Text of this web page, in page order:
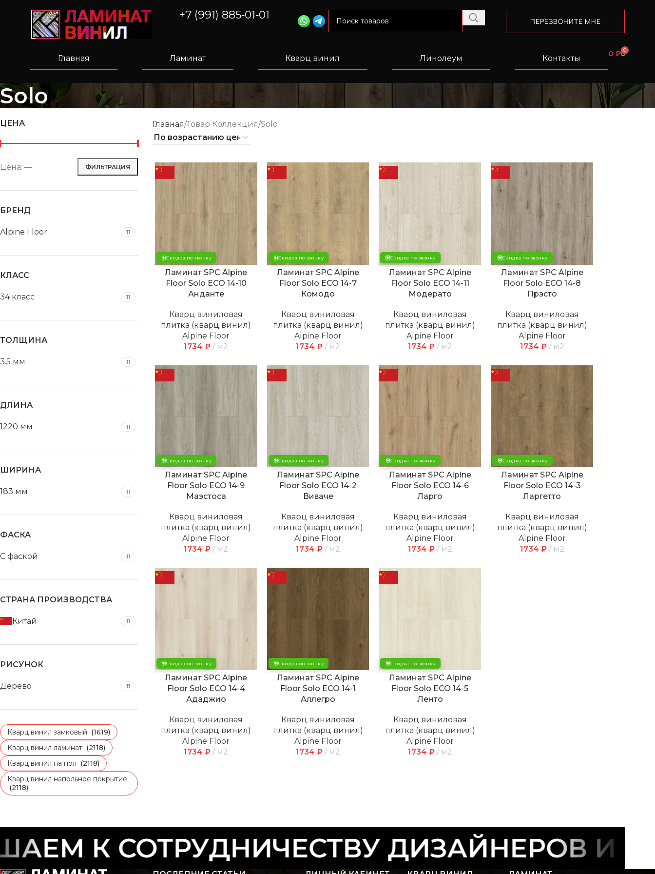
+7 (991) 885‑01‑01 ПЕРЕЗВОНИТЕ МНЕ
Главная Ламинат Кварц винил Линолеум Контакты
0 ₽ 0
Solo
ЦЕНА
ФИЛЬТРАЦИЯ
Цена: —
БРЕНД
Alpine Floor 11
КЛАСС
34 класс 11
ТОЛЩИНА
3.5 мм 11
ДЛИНА
1220 мм 11
ШИРИНА
183 мм 11
ФАСКА
С фаской 11
СТРАНА ПРОИЗВОДСТВА
Китай 11
РИСУНОК
Дерево 11
Кварц винил замковый (1619)
Кварц винил ламинат (2118)
Кварц винил на пол (2118)
Кварц винил напольное покрытие
(2118)
Главная Товар Коллекция Solo
Скидка по звонку
Ламинат SPC Alpine
Floor Solo ECO 14-10
Анданте
Кварц виниловая
плитка (кварц винил)
Alpine Floor
1734₽ м2
Скидка по звонку
Ламинат SPC Alpine
Floor Solo ECO 14-7
Комодо
Кварц виниловая
плитка (кварц винил)
Alpine Floor
1734₽ м2
Скидка по звонку
Ламинат SPC Alpine
Floor Solo ECO 14-11
Модерато
Кварц виниловая
плитка (кварц винил)
Alpine Floor
1734 ₽ м2
Скидка по звонку
Ламинат SPC Alpine
Floor Solo ECO 14-8
Прэсто
Кварц виниловая
плитка (кварц винил)
Alpine Floor
1734 ₽ м2
Скидка по звонку
Ламинат SPC Alpine
Floor Solo ECO 14-9
Маэстоса
Кварц виниловая
плитка (кварц винил)
Alpine Floor
1734₽ м2
Скидка по звонку
Ламинат SPC Alpine
Floor Solo ECO 14-2
Виваче
Кварц виниловая
плитка (кварц винил)
Alpine Floor
1734₽ м2
Скидка по звонку
Ламинат SPC Alpine
Floor Solo ECO 14-6
Ларго
Кварц виниловая
плитка (кварц винил)
Alpine Floor
1734 ₽ м2
Скидка по звонку
Ламинат SPC Alpine
Floor Solo ECO 14-3
Ларгетто
Кварц виниловая
плитка (кварц винил)
Alpine Floor
1734 ₽ м2
Скидка по звонку
Ламинат SPC Alpine
Floor Solo ECO 14-4
Ададжио
Кварц виниловая
плитка (кварц винил)
Alpine Floor
1734₽ м2
Скидка по звонку
Ламинат SPC Alpine
Floor Solo ECO 14-1
Аллегро
Кварц виниловая
плитка (кварц винил)
Alpine Floor
1734₽ м2
Скидка по звонку
Ламинат SPC Alpine
Floor Solo ECO 14-5
Ленто
Кварц виниловая
плитка (кварц винил)
Alpine Floor
1734 ₽ м2
К СОТРУДНИЧЕСТВУ ДИЗАЙНЕРОВ И